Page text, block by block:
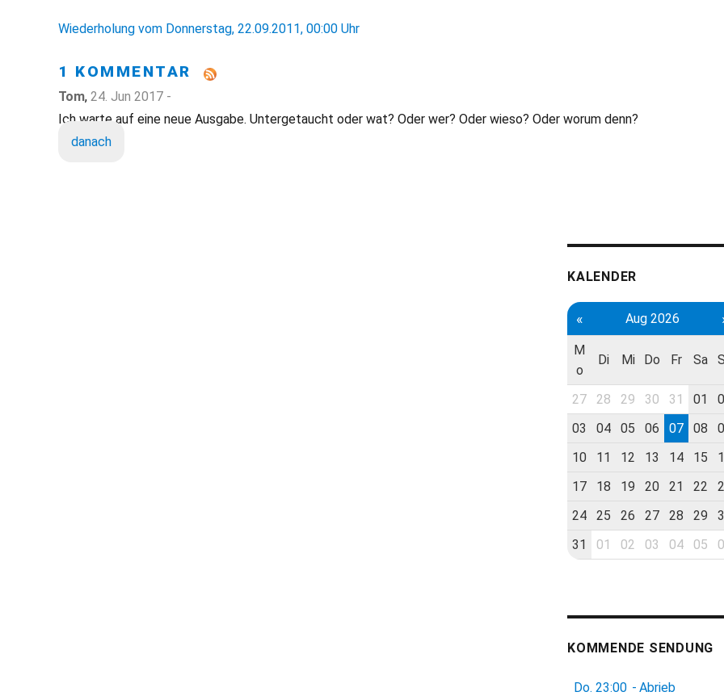
Wiederholung vom Donnerstag, 22.09.2011, 00:00 Uhr
1 KOMMENTAR
Tom, 24. Jun 2017 -
Ich warte auf eine neue Ausgabe. Untergetaucht oder wat? Oder wer? Oder wieso? Oder worum denn?
danach
KALENDER
« Aug 2026
M
o
Di Mi Do Fr Sa
27 28 29 30 31 01
03
04 05 06 07 08
10
11 12 13 14 15
17
18 19 20 21 22
24
25 26 27 28 29
31
01 02 03 04 05
KOMMENDE SENDUNG
Do. 23:00 - Abrieb